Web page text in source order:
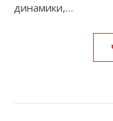
динамики,…